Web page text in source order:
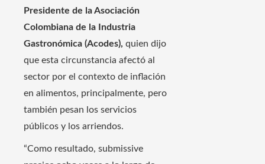
Presidente de la Asociación
Colombiana de la Industria
Gastronómica (Acodes), quien dijo
que esta circunstancia afectó al
sector por el contexto de inflación
en alimentos, principalmente, pero
también pesan los servicios
públicos y los arriendos.
“Como resultado, submissive